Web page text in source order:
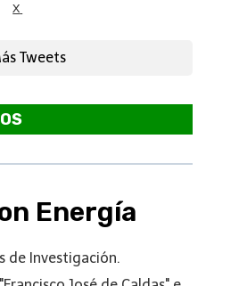
X
Tweets
Energía
de Investigación.